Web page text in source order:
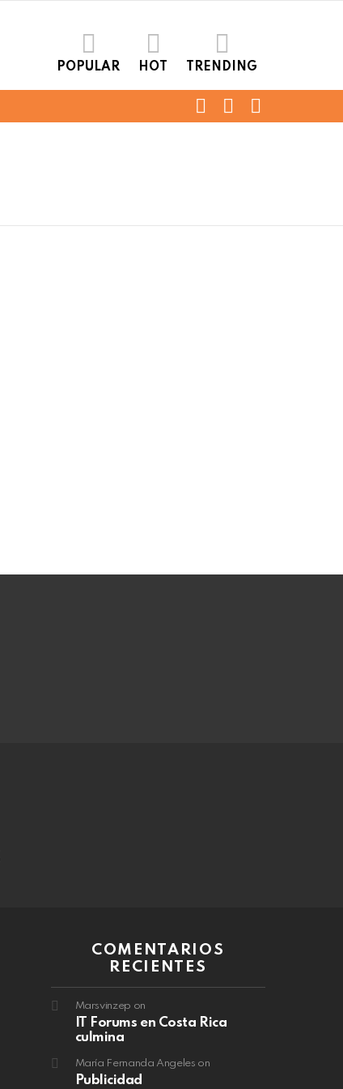
POPULAR HOT TRENDING
FOLLOWSEARCH
COMENTARIOS
RECIENTES
Marsvinzep on
IT Forums en Costa Rica
culmina
María Fernanda Angeles on
Publicidad